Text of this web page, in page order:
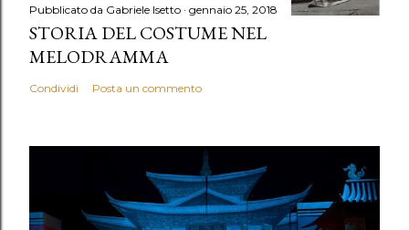
Pubblicato da Gabriele Isetto gennaio 25, 2018
STORIA DEL COSTUME NEL
MELODRAMMA
Condividi Posta un commento